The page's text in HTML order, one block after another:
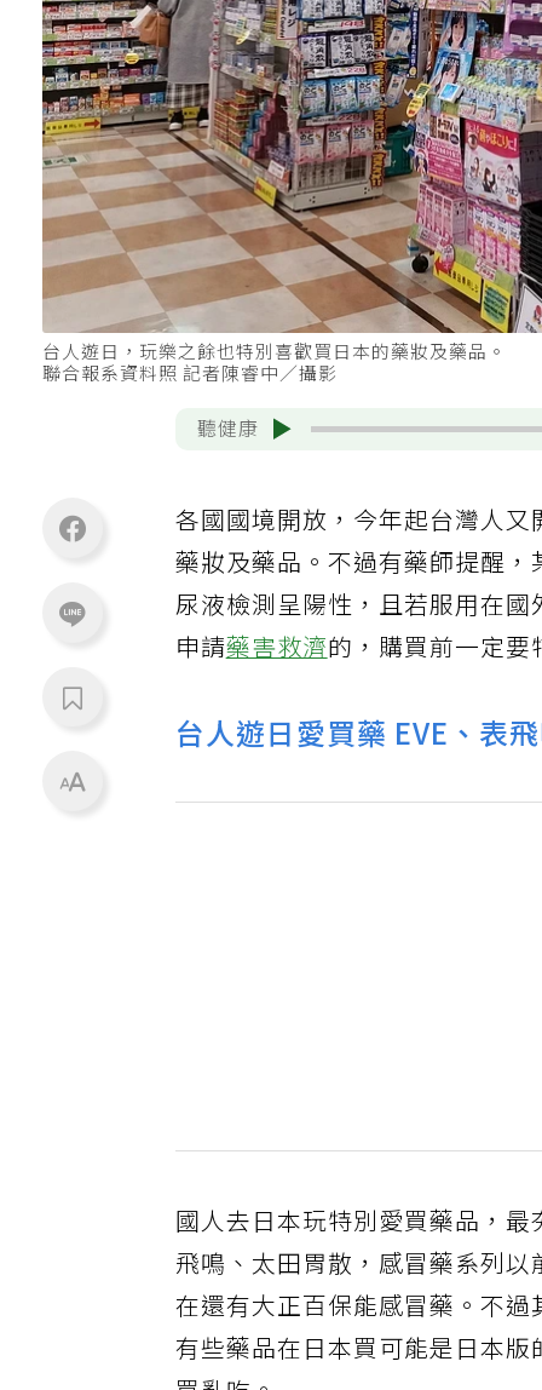
台人遊日，玩樂之餘也特別喜歡買日本的藥妝及藥品。
聯合報系資料照 記者陳睿中／攝影
聽健康
各國國境開放，今年起台灣人
藥妝及藥品。不過有藥師提醒
尿液檢測呈陽性，且若服用在
申請藥害救濟的，購買前一定
台人遊日愛買藥 EVE、表
國人去日本玩特別愛買藥品，
飛鳴、太田胃散，感冒藥系列
在還有大正百保能感冒藥。不
有些藥品在日本買可能是日本